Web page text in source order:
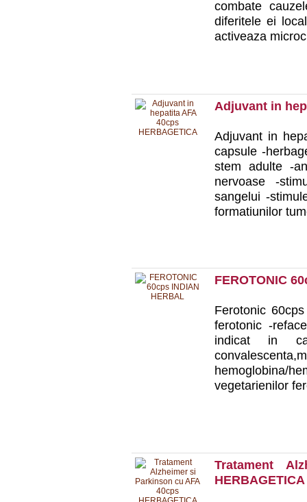
combate
diferitele ei
activeaza
Adjuvant in
Adjuvant in
capsule -
stem adulte -
nervoase -
sangelui -
formatiunilor
FEROTONIC
Ferotonic
ferotonic -
indicat in
hemoglobina/
vegetarienilor
Tratament
HERBAGETICA